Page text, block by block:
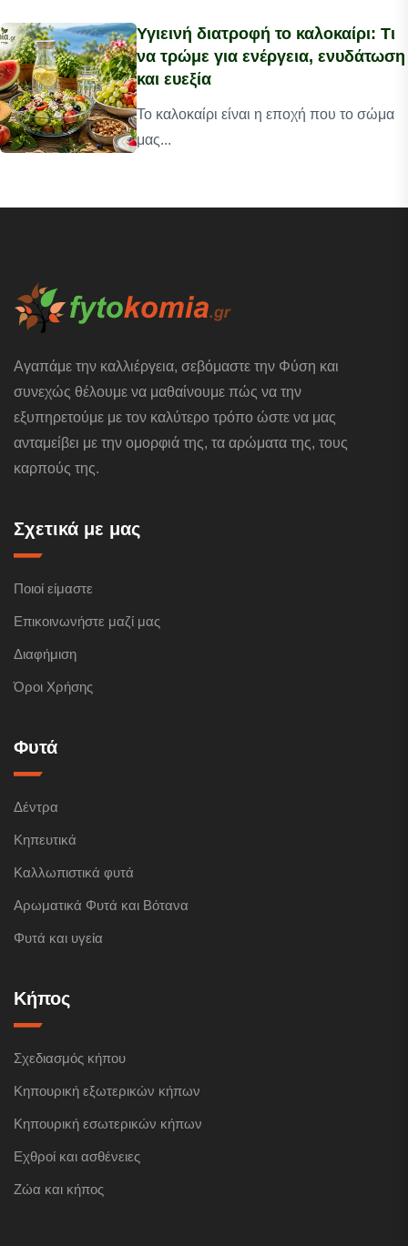
Υγιεινή διατροφή το καλοκαίρι: Τι
να τρώμε για ενέργεια, ενυδάτωση
και ευεξία
Το καλοκαίρι είναι η εποχή που το σώμα
μας...
Αγαπάμε την καλλιέργεια, σεβόμαστε την Φύση και
συνεχώς θέλουμε να μαθαίνουμε πώς να την
εξυπηρετούμε με τον καλύτερο τρόπο ώστε να μας
ανταμείβει με την ομορφιά της, τα αρώματα της, τους
καρπούς της.
Σχετικά με μας
Ποιοί είμαστε
Επικοινωνήστε μαζί μας
Διαφήμιση
Όροι Χρήσης
Φυτά
Δέντρα
Κηπευτικά
Καλλωπιστικά φυτά
Αρωματικά Φυτά και Βότανα
Φυτά και υγεία
Κήπος
Σχεδιασμός κήπου
Κηπουρική εξωτερικών κήπων
Κηπουρική εσωτερικών κήπων
Εχθροί και ασθένειες
Ζώα και κήπος